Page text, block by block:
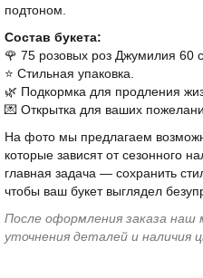
подтоном.
Состав букета:
🌹 75 розовых роз Джумилия 60
⭐️ Стильная упаковка.
🌿 Подкормка для продления
💌 Открытка для ваших
На фото мы предлагаем
которые зависят от сезонного
главная задача — сохранить
чтобы ваш букет выглядел
После оформления заказа наш
уточнения деталей и наличия